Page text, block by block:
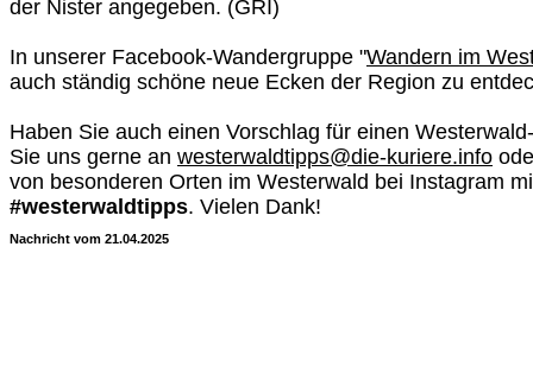
der Nister angegeben. (GRI)
In unserer Facebook-Wandergruppe "Wandern im
auch ständig schöne neue Ecken der Region zu
Haben Sie auch einen Vorschlag für einen
Sie uns gerne an westerwaldtipps@die-kuriere.info
von besonderen Orten im Westerwald bei Instagram
#westerwaldtipps. Vielen Dank!
Nachricht vom 21.04.2025